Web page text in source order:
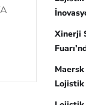
Xinerji